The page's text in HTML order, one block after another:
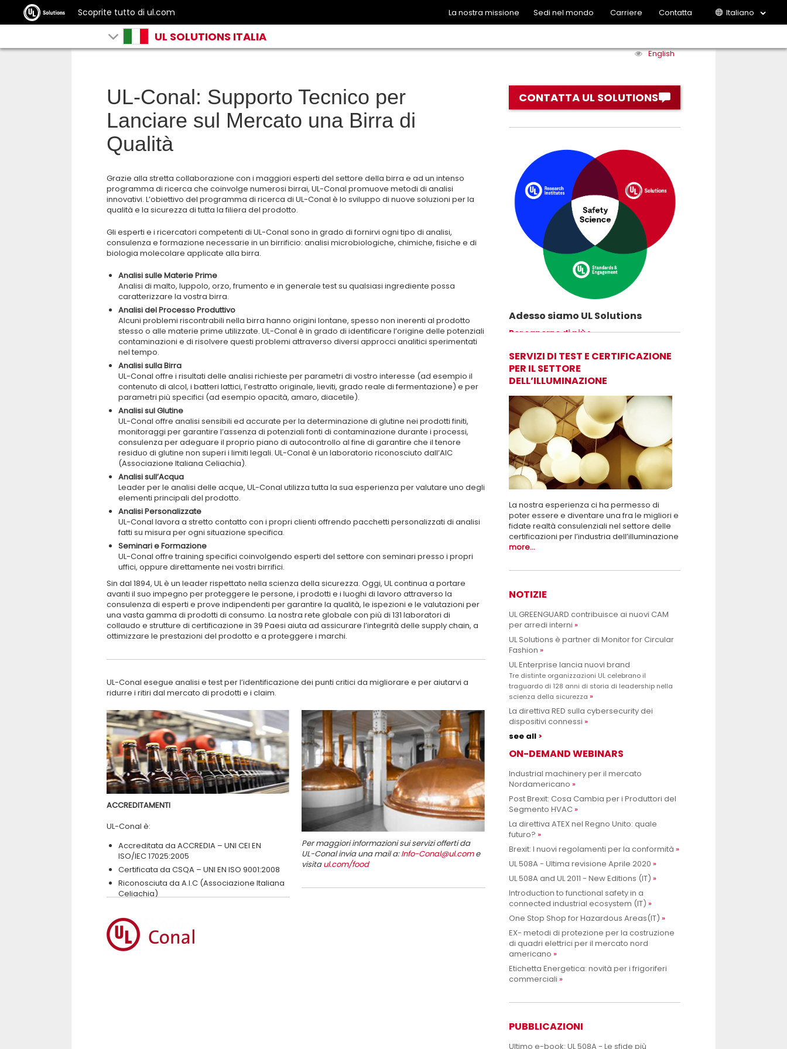
Scoprite tutto di ul.com La nostra missione Sedi nel mondo Carriere Contatta Italiano
UL SOLUTIONS ITALIA
English
UL-Conal: Supporto Tecnico per
Lanciare sul Mercato una Birra di
Qualità
Grazie alla stretta collaborazione con i maggiori esperti del settore della birra e ad un intenso
programma di ricerca che coinvolge numerosi birrai, UL-Conal promuove metodi di analisi
innovativi. L’obiettivo del programma di ricerca di UL-Conal è lo sviluppo di nuove soluzioni per la
qualità e la sicurezza di tutta la filiera del prodotto.
Gli esperti e i ricercatori competenti di UL-Conal sono in grado di fornirvi ogni tipo di analisi,
consulenza e formazione necessarie in un birrificio: analisi microbiologiche, chimiche, fisiche e di
biologia molecolare applicate alla birra.
Analisi sulle Materie Prime
Analisi di malto, luppolo, orzo, frumento e in generale test su qualsiasi ingrediente possa
caratterizzare la vostra birra.
Analisi del Processo Produttivo
Alcuni problemi riscontrabili nella birra hanno origini lontane, spesso non inerenti al prodotto
stesso o alle materie prime utilizzate. UL-Conal è in grado di identificare l’origine delle potenziali
contaminazioni e di risolvere questi problemi attraverso diversi approcci analitici sperimentati
nel tempo.
Analisi sulla Birra
UL-Conal offre i risultati delle analisi richieste per parametri di vostro interesse (ad esempio il
contenuto di alcol, i batteri lattici, l’estratto originale, lieviti, grado reale di fermentazione) e per
parametri più specifici (ad esempio opacità, amaro, diacetile).
Analisi sul Glutine
UL-Conal offre analisi sensibili ed accurate per la determinazione di glutine nei prodotti finiti,
monitoraggi per garantire l’assenza di potenziali fonti di contaminazione durante i processi,
consulenza per adeguare il proprio piano di autocontrollo al fine di garantire che il tenore
residuo di glutine non superi i limiti legali. UL-Conal è un laboratorio riconosciuto dall’AIC
(Associazione Italiana Celiachia).
Analisi sull’Acqua
Leader per le analisi delle acque, UL-Conal utilizza tutta la sua esperienza per valutare uno degli
elementi principali del prodotto.
Analisi Personalizzate
UL-Conal lavora a stretto contatto con i propri clienti offrendo pacchetti personalizzati di analisi
fatti su misura per ogni situazione specifica.
Seminari e Formazione
UL-Conal offre training specifici coinvolgendo esperti del settore con seminari presso i propri
uffici, oppure direttamente nei vostri birrifici.
Sin dal 1894, UL è un leader rispettato nella scienza della sicurezza. Oggi, UL continua a portare
avanti il suo impegno per proteggere le persone, i prodotti e i luoghi di lavoro attraverso la
consulenza di esperti e prove indipendenti per garantire la qualità, le ispezioni e le valutazioni per
una vasta gamma di prodotti di consumo. La nostra rete globale con più di 131 laboratori di
collaudo e strutture di certificazione in 39 Paesi aiuta ad assicurare l’integrità delle supply chain, a
ottimizzare le prestazioni del prodotto e a proteggere i marchi.
UL-Conal esegue analisi e test per l’identificazione dei punti critici da migliorare e per aiutarvi a
ridurre i ritiri dal mercato di prodotti e i claim.
ACCREDITAMENTI
UL-Conal è:
Accreditata da ACCREDIA – UNI CEI EN
ISO/IEC 17025:2005
Certificata da CSQA – UNI EN ISO 9001:2008
Riconosciuta da A.I.C (Associazione Italiana
Celiachia)
UNIONBIRRAI
Per maggiori informazioni sui servizi offerti da
UL-Conal invia una mail a:Info-Conal@ul.come
visitaul.com/food
CONTATTA UL SOLUTIONS
Adesso siamo UL Solutions
Promuovere le scienze della sicurezza e
sicurezza.
Per saperne di più
SERVIZI DI TEST E CERTIFICAZIONE
PER IL SETTORE
DELL’ILLUMINAZIONE
La nostra esperienza ci ha permesso di
poter essere e diventare una fra le migliori e
fidate realtà consulenziali nel settore delle
certificazioni per l’industria dell’illuminazione
more...
NOTIZIE
UL GREENGUARD contribuisce ai nuovi CAM
per arredi interni
UL Solutions è partner di Monitor for Circular
Fashion
UL Enterprise lancia nuovi brand
Tre distinte organizzazioni UL celebrano il
traguardo di 128 anni di storia di leadership nella
scienza della sicurezza
La direttiva RED sulla cybersecurity dei
dispositivi connessi
see all
ON-DEMAND WEBINARS
Industrial machinery per il mercato
Nordamericano
Post Brexit: Cosa Cambia per i Produttori del
Segmento HVAC
La direttiva ATEX nel Regno Unito: quale
futuro?
Brexit: I nuovi regolamenti per la conformità
UL 508A - Ultima revisione Aprile 2020
UL 508A and UL 2011 - New Editions (IT)
Introduction to functional safety in a
connected industrial ecosystem (IT)
One Stop Shop for Hazardous Areas(IT)
EX- metodi di protezione per la costruzione
di quadri elettrici per il mercato nord
americano
Etichetta Energetica: novità per i frigoriferi
commerciali
PUBBLICAZIONI
Ultimo e-book: UL 508A - Le sfide più